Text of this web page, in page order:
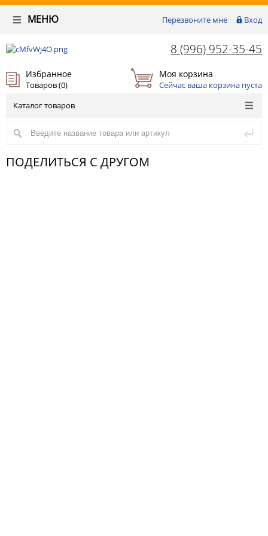
Перезвоните мне Вход
МЕНЮ
8 (996) 952-35-45
Избранное
Товаров (0)
Моя корзина
Сейчас ваша корзина пуста
Каталог товаров
ПОДЕЛИТЬСЯ С ДРУГОМ